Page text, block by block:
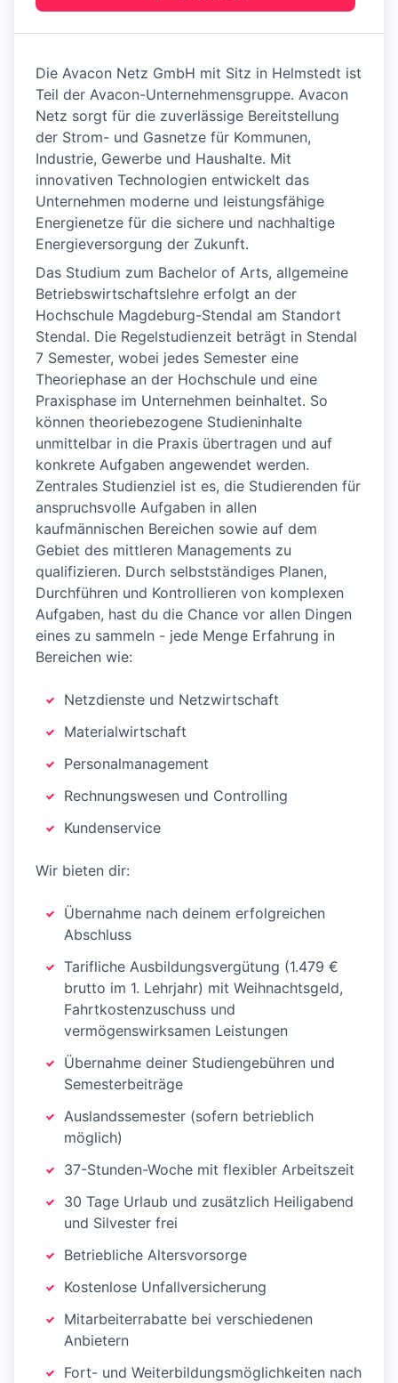
Die Avacon Netz GmbH mit Sitz in Helmstedt ist
Teil der Avacon-Unternehmensgruppe. Avacon
Netz sorgt für die zuverlässige Bereitstellung
der Strom- und Gasnetze für Kommunen,
Industrie, Gewerbe und Haushalte. Mit
innovativen Technologien entwickelt das
Unternehmen moderne und leistungsfähige
Energienetze für die sichere und nachhaltige
Energieversorgung der Zukunft.
Das Studium zum Bachelor of Arts, allgemeine
Betriebswirtschaftslehre erfolgt an der
Hochschule Magdeburg-Stendal am Standort
Stendal. Die Regelstudienzeit beträgt in Stendal
7 Semester, wobei jedes Semester eine
Theoriephase an der Hochschule und eine
Praxisphase im Unternehmen beinhaltet. So
können theoriebezogene Studieninhalte
unmittelbar in die Praxis übertragen und auf
konkrete Aufgaben angewendet werden.
Zentrales Studienziel ist es, die Studierenden für
anspruchsvolle Aufgaben in allen
kaufmännischen Bereichen sowie auf dem
Gebiet des mittleren Managements zu
qualifizieren. Durch selbstständiges Planen,
Durchführen und Kontrollieren von komplexen
Aufgaben, hast du die Chance vor allen Dingen
eines zu sammeln - jede Menge Erfahrung in
Bereichen wie:
Netzdienste und Netzwirtschaft
Materialwirtschaft
Personalmanagement
Rechnungswesen und Controlling
Kundenservice
Wir bieten dir:
Übernahme nach deinem erfolgreichen
Abschluss
Tarifliche Ausbildungsvergütung (1.479 €
brutto im 1. Lehrjahr) mit Weihnachtsgeld,
Fahrtkostenzuschuss und
vermögenswirksamen Leistungen
Übernahme deiner Studiengebühren und
Semesterbeiträge
Auslandssemester (sofern betrieblich
möglich)
37-Stunden-Woche mit flexibler Arbeitszeit
30 Tage Urlaub und zusätzlich Heiligabend
und Silvester frei
Betriebliche Altersvorsorge
Kostenlose Unfallversicherung
Mitarbeiterrabatte bei verschiedenen
Anbietern
Fort- und Weiterbildungsmöglichkeiten nach